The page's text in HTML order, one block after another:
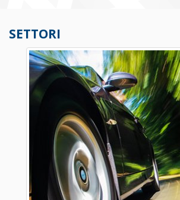
SETTORI